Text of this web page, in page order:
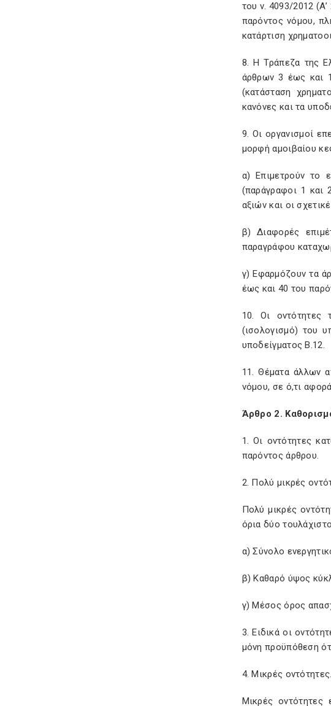
του ν. 4093/2012
παρόντος νόμου,
κατάρτιση
8. Η Τράπεζα της
άρθρων 3 έως και
(κατάσταση
κανόνες και τα
9. Οι οργανισμοί
μορφή αμοιβαίου
α) Επιμετρούν το
(παράγραφοι 1 και
αξιών και οι
β) Διαφορές
παραγράφου
γ) Εφαρμόζουν τα
έως και 40 του
10. Οι οντότητες
(ισολογισμό) του
υποδείγματος Β.12.
11. Θέματα άλλων
νόμου, σε ό,τι
Άρθρο 2.
1. Οι οντότητες
παρόντος άρθρου.
2. Πολύ μικρές
Πολύ μικρές
όρια δύο
α) Σύνολο
β) Καθαρό ύψος
γ) Μέσος όρος
3. Ειδικά οι
μόνη προϋπόθεση
4. Μικρές οντότητες.
Μικρές οντότητες